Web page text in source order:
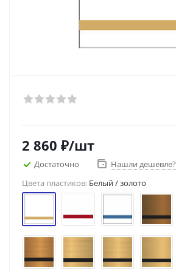
2 860 ₽/шт
Достаточно
Нашли дешевле?
Цвета пластиков: Белый / золото